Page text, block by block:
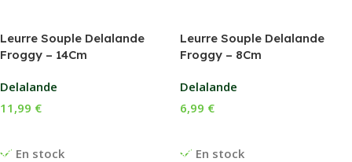
Leurre Souple Delalande
Froggy – 14Cm
Delalande
En stock
11,99 €
Leurre Souple Delalande
Froggy – 8Cm
Delalande
En stock
6,99 €